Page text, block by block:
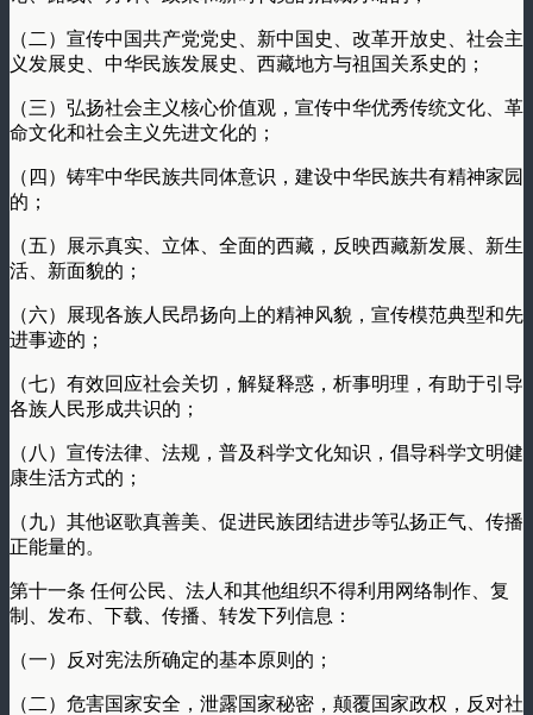
（二）宣传中国共产党党史、新中国史、改革开放史、社会主
义发展史、中华民族发展史、西藏地方与祖国关系史的；
（三）弘扬社会主义核心价值观，宣传中华优秀传统文化、革
命文化和社会主义先进文化的；
（四）铸牢中华民族共同体意识，建设中华民族共有精神家园
的；
（五）展示真实、立体、全面的西藏，反映西藏新发展、新生
活、新面貌的；
（六）展现各族人民昂扬向上的精神风貌，宣传模范典型和先
进事迹的；
（七）有效回应社会关切，解疑释惑，析事明理，有助于引导
各族人民形成共识的；
（八）宣传法律、法规，普及科学文化知识，倡导科学文明健
康生活方式的；
（九）其他讴歌真善美、促进民族团结进步等弘扬正气、传播
正能量的。
第十一条 任何公民、法人和其他组织不得利用网络制作、复
制、发布、下载、传播、转发下列信息：
（一）反对宪法所确定的基本原则的；
（二）危害国家安全，泄露国家秘密，颠覆国家政权，反对社